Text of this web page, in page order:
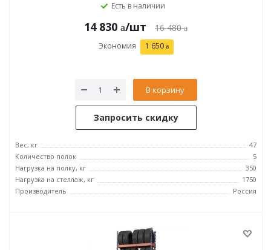
Есть в наличии
14 830 /шт 16 480
Экономия 1 650
В корзину
Запросить скидку
Вес, кг
47
Количество полок
5
Нагрузка на полку, кг
350
Нагрузка на стеллаж, кг
1750
Производитель
Россия